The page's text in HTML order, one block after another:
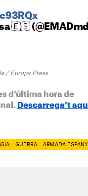
🇪🇸
/ Europa Press
d’última hora de
Descarrega’t
GUERRA ARMADA